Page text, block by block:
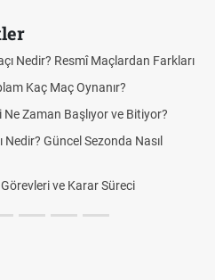
Nedir? Resmî Maçlardan Farkları
Kaç Maç Oynanır?
Zaman Başlıyor ve Bitiyor?
Nedir? Güncel Sezonda Nasıl
Görevleri ve Karar Süreci